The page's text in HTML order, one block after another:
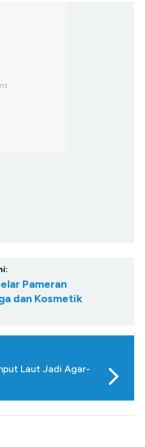
Pameran
dan Kosmetik
Laut Jadi Agar-